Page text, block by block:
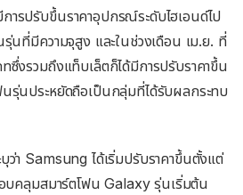
รปรับขึ้นราคาอุปกรณ์ระดับไฮเอนด์ไป
รุ่นที่มีความจุสูง และในช่วงเดือน เม.ย. ที่
ซึ่งรวมถึงแท็บเล็ตก็ได้มีการปรับราคาขึ้น
รุ่นประหยัดถือเป็นกลุ่มที่ได้รับผลกระทบ
า Samsung ได้เริ่มปรับราคาขึ้นตั้งแต่
คลุมสมาร์ตโฟน Galaxy รุ่นเริ่มต้น